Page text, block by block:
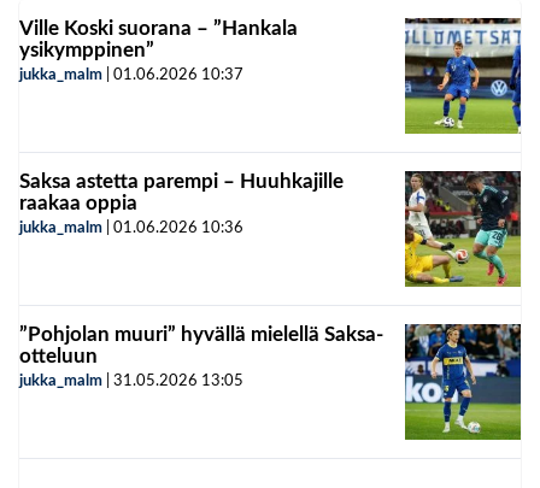
Ville Koski suorana – ”Hankala
ysikymppinen”
jukka_malm 01.06.2026 10:37
Saksa astetta parempi – Huuhkajille
raakaa oppia
jukka_malm 01.06.2026 10:36
”Pohjolan muuri” hyvällä mielellä Saksa-
otteluun
jukka_malm 31.05.2026 13:05